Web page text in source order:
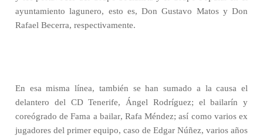
ayuntamiento lagunero, esto es, Don Gustavo Matos y Don
Rafael Becerra, respectivamente.
En esa misma línea, también se han sumado a la causa el
delantero del CD Tenerife, Ángel Rodríguez; el bailarín y
coreógrado de Fama a bailar, Rafa Méndez; así como varios ex
jugadores del primer equipo, caso de Edgar Núñez, varios años